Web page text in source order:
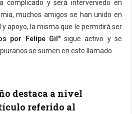
complicado y será interveniedo en
muchos amigos se han unido en
apoyo, la misma que le permitirá ser
por Felipe Gil"sigue activo y se
se sumen en este llamado.
destaca a nivel
referido al